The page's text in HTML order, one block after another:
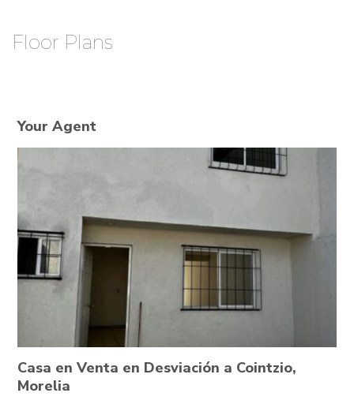
Floor Plans
Your Agent
Casa en Venta en Desviación a Cointzio,
Morelia